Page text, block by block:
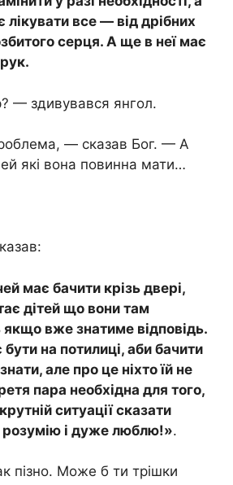
лікувати все — від дрібних
серця. А ще в неї має
— здивувався янгол.
— сказав Бог. — А
які вона повинна мати…
має бачити крізь двері,
дітей що вони там
якщо вже знатиме відповідь.
на потилиці, аби бачити
але про це ніхто їй не
пара необхідна для того,
ситуації сказати
розумію і дуже люблю!».
пізно. Може б ти трішки